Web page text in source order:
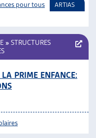
pour tous
ARTIAS
» STRUCTURES
PRIME ENFANCE: